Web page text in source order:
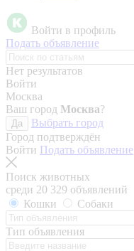
Войти в профиль
Подать объявление
Нет результатов
Войти
Москва
Ваш город Москва?
Да
Выбрать город
Город подтверждён
Войти Подать объявление
Поиск животных
среди 20 329 объявлений
Кошки
Собаки
Тип объявления